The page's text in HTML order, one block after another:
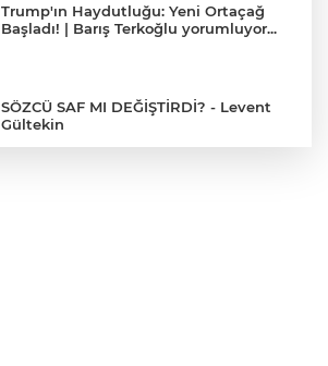
Trump'ın Haydutluğu: Yeni Ortaçağ
Başladı! | Barış Terkoğlu yorumluyor...
SÖZCÜ SAF MI DEĞİŞTİRDİ? - Levent
Gültekin